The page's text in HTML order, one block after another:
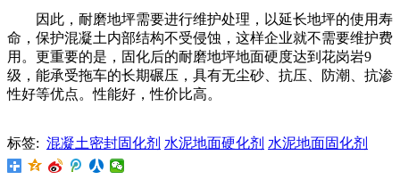
因此，耐磨地坪需要进行维护处理，以延长地坪的使用寿
命，保护混凝土内部结构不受侵蚀，这样企业就不需要维护费
用。更重要的是，固化后的耐磨地坪地面硬度达到花岗岩9
级，能承受拖车的长期碾压，具有无尘砂、抗压、防潮、抗渗
性好等优点。性能好，性价比高。
标签: 混凝土密封固化剂 水泥地面硬化剂 水泥地面固化剂